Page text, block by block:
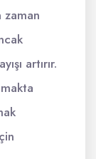
zaman
artırır.